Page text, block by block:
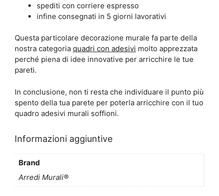
spediti con corriere espresso
infine consegnati in 5 giorni lavorativi
Questa particolare decorazione murale fa parte della
nostra categoria quadri con adesivi molto apprezzata
perché piena di idee innovative per arricchire le tue
pareti.
In conclusione, non ti resta che individuare il punto più
spento della tua parete per poterla arricchire con il tuo
quadro adesivi murali soffioni.
Informazioni aggiuntive
Brand
Arredi Murali®